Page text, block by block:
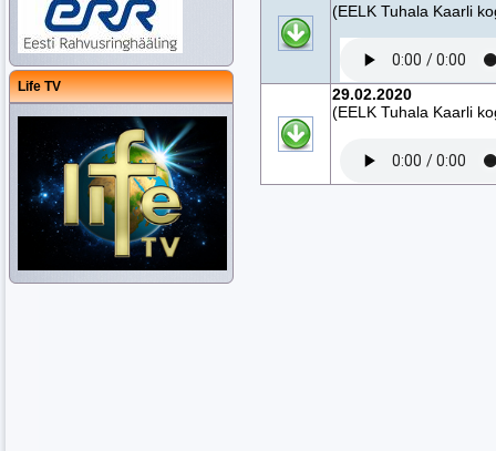
Life TV
(EELK Tuhala Kaarli
29.02.2020
(EELK Tuhala Kaarli